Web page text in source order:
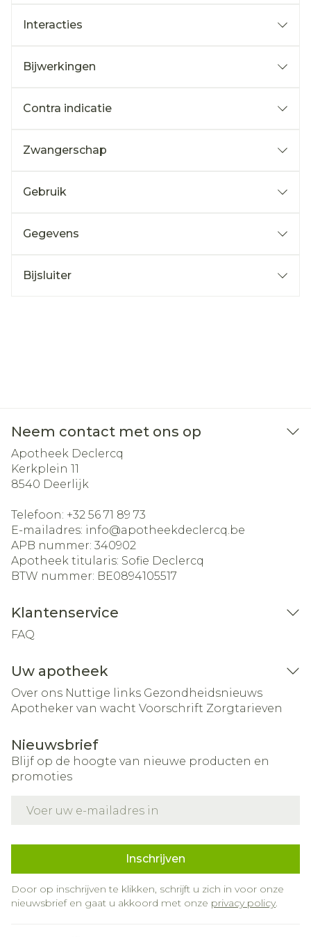
Interacties
Bijwerkingen
Contra indicatie
Zwangerschap
Gebruik
Gegevens
Bijsluiter
Neem contact met ons op
Apotheek Declercq
Kerkplein 11
8540 Deerlijk
Telefoon: +32 56 71 89 73
E-mailadres: info@apotheekdeclercq.be
APB nummer: 340902
Apotheek titularis: Sofie Declercq
BTW nummer: BE0894105517
Klantenservice
FAQ
Uw apotheek
Over ons Nuttige links Gezondheidsnieuws
Apotheker van wacht Voorschrift Zorgtarieven
Nieuwsbrief
Blijf op de hoogte van nieuwe producten en
promoties
Inschrijven
Door op inschrijven te klikken, schrijft u zich in voor onze
nieuwsbrief en gaat u akkoord met onze privacy policy.